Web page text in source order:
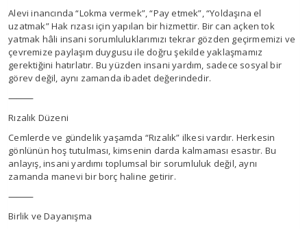
Alevi inancında “Lokma vermek”, “Pay etmek”, “Yoldaşına el
uzatmak” Hak rızası için yapılan bir hizmettir. Bir can açken tok
yatmak hâli insani sorumluluklarımızı tekrar gözden geçirmemizi ve
çevremize paylaşım duygusu ile doğru şekilde yaklaşmamız
gerektiğini hatırlatır. Bu yüzden insani yardım, sadece sosyal bir
görev değil, aynı zamanda ibadet değerindedir.
⸻
Rızalık Düzeni
Cemlerde ve gündelik yaşamda “Rızalık” ilkesi vardır. Herkesin
gönlünün hoş tutulması, kimsenin darda kalmaması esastır. Bu
anlayış, insani yardımı toplumsal bir sorumluluk değil, aynı
zamanda manevi bir borç haline getirir.
⸻
Birlik ve Dayanışma